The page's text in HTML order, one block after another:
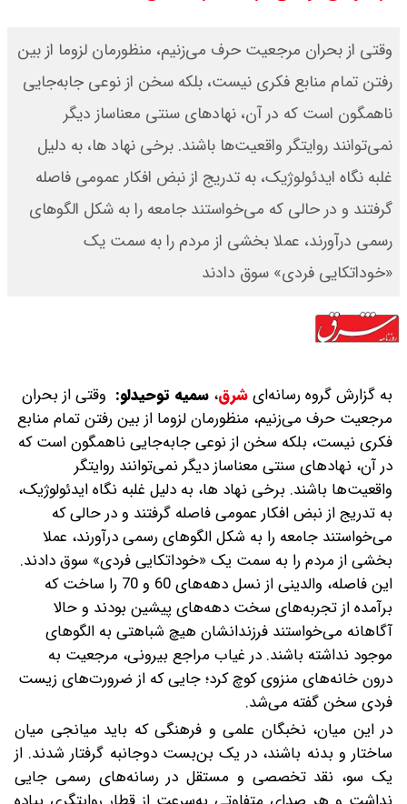
شنبه ۱۷ مرداد ۱۴۰۵ / قیمت دنا چند ؟
+ جدول
ثبت نام سایپا از امروز ۱۷ مرداد ۱۴۰۵
آغاز شد / خرید کوییک با پیش
پرداخت ۵۰۰ میلیون تومان + لینک
وقتی از بحران مرجعیت حرف می‌زنیم، منظورمان لزوما از بین
رفتن تمام منابع فکری نیست، بلکه سخن از نوعی جابه‌جایی
ناهمگون است که در آن، نهادهای سنتی معناساز دیگر
نمی‌توانند روایتگر واقعیت‌ها باشند. برخی نهاد ها، به دلیل
غلبه‌ نگاه ایدئولوژیک، به تدریج از نبض افکار عمومی فاصله
گرفتند و در حالی که می‌خواستند جامعه را به شکل الگوهای
رسمی درآورند، عملا بخشی از مردم را به سمت یک
«خوداتکایی فردی» سوق دادند
به گزارش گروه رسانه‌ایشرق، سمیه توحیدلو: وقتی از بحران
مرجعیت حرف می‌زنیم، منظورمان لزوما از بین رفتن تمام منابع
فکری نیست، بلکه سخن از نوعی جابه‌جایی ناهمگون است که
در آن، نهادهای سنتی معناساز دیگر نمی‌توانند روایتگر
واقعیت‌ها باشند. برخی نهاد ها، به دلیل غلبه‌ نگاه ایدئولوژیک،
به تدریج از نبض افکار عمومی فاصله گرفتند و در حالی که
می‌خواستند جامعه را به شکل الگوهای رسمی درآورند، عملا
بخشی از مردم را به سمت یک «خوداتکایی فردی» سوق دادند.
این فاصله، والدینی از نسل دهه‌های 60 و 70 را ساخت که
برآمده از تجربه‌های سخت دهه‌های پیشین بودند و حالا
آگاهانه می‌خواستند فرزندانشان هیچ شباهتی به الگوهای
موجود نداشته باشند. در غیاب مراجع بیرونی، مرجعیت به
درون خانه‌های منزوی کوچ کرد؛ جایی که از ضرورت‌های زیست
فردی سخن گفته می‌شد.
در این میان، نخبگان علمی و فرهنگی که باید میانجی میان
ساختار و بدنه باشند، در یک بن‌بست دوجانبه گرفتار شدند. از
یک سو، نقد تخصصی و مستقل در رسانه‌های رسمی جایی